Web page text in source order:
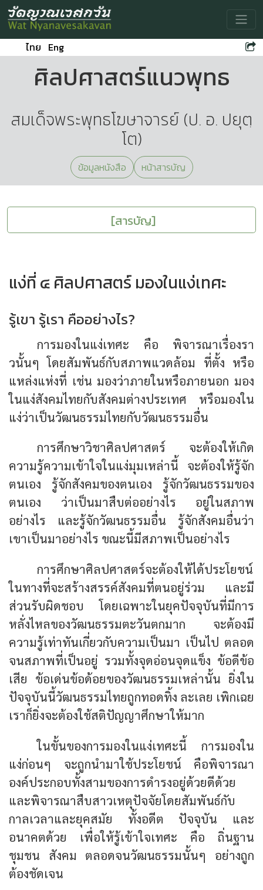
ไทย Eng
ศิลปศาสตร์แนวพุทธ
สมเด็จพระพุทธโฆษาจารย์ (ป. อ. ปยุตฺ
โต)
ข้อมูลหนังสือ หน้าสารบัญ
[สารบัญ]
แง่ที่ ๔ ศิลปศาสตร์ มองในแง่เทศะ
รู้เขา รู้เรา คืออย่างไร?
การมองในแง่เทศะ คือ พิจารณาเรื่องรา
วนั้นๆ โดยสัมพันธ์กับสภาพแวดล้อม ที่ตั้ง หรือ
แหล่งแห่งที่ เช่น มองว่าภายในหรือภายนอก มอง
ในแง่สังคมไทยกับสังคมต่างประเทศ หรือมองใน
แง่ว่าเป็นวัฒนธรรมไทยกับวัฒนธรรมอื่น
การศึกษาวิชาศิลปศาสตร์ จะต้องให้เกิด
ความรู้ความเข้าใจในแง่มุมเหล่านี้ จะต้องให้รู้จัก
ตนเอง รู้จักสังคมของตนเอง รู้จักวัฒนธรรมของ
ตนเอง ว่าเป็นมาสืบต่ออย่างไร อยู่ในสภาพ
อย่างไร และรู้จักวัฒนธรรมอื่น รู้จักสังคมอื่นว่า
เขาเป็นมาอย่างไร ขณะนี้มีสภาพเป็นอย่างไร
การศึกษาศิลปศาสตร์จะต้องให้ได้ประโยชน์
ในทางที่จะสร้างสรรค์สังคมที่ตนอยู่ร่วม และมี
ส่วนรับผิดชอบ โดยเฉพาะในยุคปัจจุบันที่มีการ
หลั่งไหลของวัฒนธรรมตะวันตกมาก จะต้องมี
ความรู้เท่าทันเกี่ยวกับความเป็นมา เป็นไป ตลอด
จนสภาพที่เป็นอยู่ รวมทั้งจุดอ่อนจุดแข็ง ข้อดีข้อ
เสีย ข้อเด่นข้อด้อยของวัฒนธรรมเหล่านั้น ยิ่งใน
ปัจจุบันนี้วัฒนธรรมไทยถูกทอดทิ้ง ละเลย เพิกเฉย
เราก็ยิ่งจะต้องใช้สติปัญญาศึกษาให้มาก
ในขั้นของการมองในแง่เทศะนี้ การมองใน
แง่ก่อนๆ จะถูกนำมาใช้ประโยชน์ คือพิจารณา
องค์ประกอบทั้งสามของการดำรงอยู่ด้วยดีด้วย
และพิจารณาสืบสาวเหตุปัจจัยโดยสัมพันธ์กับ
กาลเวลาและยุคสมัย ทั้งอดีต ปัจจุบัน และ
อนาคตด้วย เพื่อให้รู้เข้าใจเทศะ คือ ถิ่นฐาน
ชุมชน สังคม ตลอดจนวัฒนธรรมนั้นๆ อย่างถูก
ต้องชัดเจน